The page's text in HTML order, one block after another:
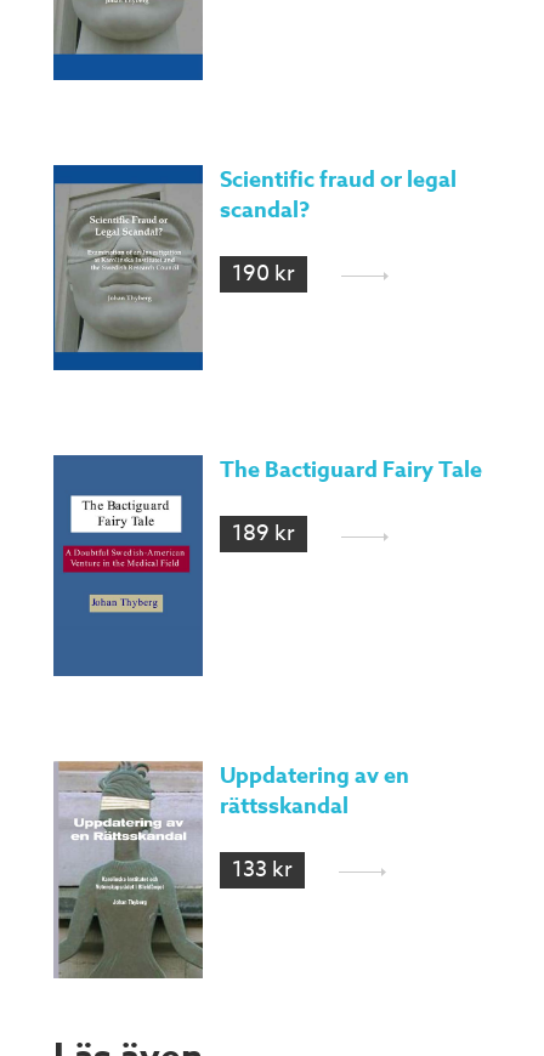
Scientific fraud or legal
scandal?
190 kr
The Bactiguard Fairy Tale
189 kr
Uppdatering av en
rättsskandal
133 kr